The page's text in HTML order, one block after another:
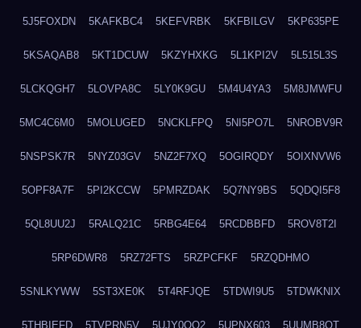
5J5FOXDN 5KAFKBC4 5KEFVRBK 5KFBILGV 5KP635PE
5KSAQAB8 5KT1DCUW 5KZYHXKG 5L1KPI2V 5L515L3S
5LCKQGH7 5LOVPA8C 5LY0K9GU 5M4U4YA3 5M8JMWFU
5MC4C6M0 5MOLUGED 5NCKLFPQ 5NI5PO7L 5NROBV9R
5NSPSK7R 5NYZ03GV 5NZ2F7XQ 5OGIRQDY 5OIXNVW6
5OPF8A7F 5PI2KCCW 5PMRZDAK 5Q7NY9BS 5QDQI5F8
5QL8UU2J 5RALQ21C 5RBG4E64 5RCDBBFD 5ROV8T2I
5RP6DWR8 5RZ72FTS 5RZPCFKF 5RZQDHMO
5SNLKYWW 5ST3XE0K 5T4RFJQE 5TDWI9U5 5TDWKNIX
5THBIEFD 5TVPRN5V 5UJY0QQ2 5UPNX603 5UUMB8OT